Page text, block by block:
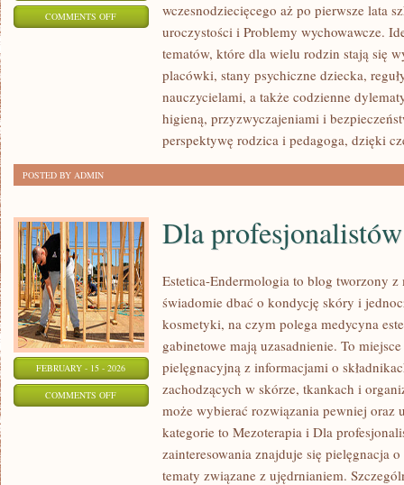
COMMENTS OFFON
KOMUNIKACJA
DZIECKIEM
wczesnodziecięcego aż po pierwsze lata
uroczystości i Problemy wychowawcze.
tematów, które dla wielu rodzin stają się
placówki, stany psychiczne dziecka,
nauczycielami, a także codzienne
higieną, przyzwyczajeniami i
perspektywę rodzica i pedagoga, dzięki
POSTED BY ADMIN
FEBRUARY - 15 - 2026
COMMENTS OFFON
PROFESJONALISTÓW
Dla profesjonalistów
Estetica-Endermologia to blog tworzony
świadomie dbać o kondycję skóry i
kosmetyki, na czym polega medycyna
gabinetowe mają uzasadnienie. To
pielęgnacyjną z informacjami o
zachodzących w skórze, tkankach i
może wybierać rozwiązania pewniej oraz
kategorie to Mezoterapia i Dla
zainteresowania znajduje się pielęgnacja
tematy związane z ujędrnianiem.